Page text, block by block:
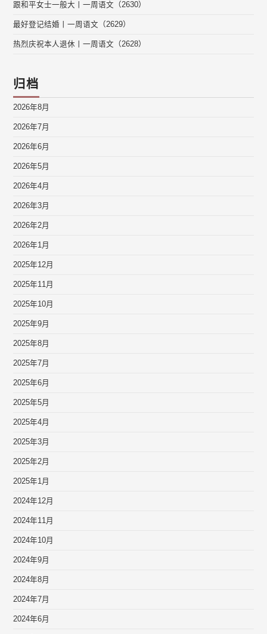
跟和平女士一般大丨一周语文（2630）
最好登记结婚丨一周语文（2629）
热烈庆祝本人退休丨一周语文（2628）
归档
2026年8月
2026年7月
2026年6月
2026年5月
2026年4月
2026年3月
2026年2月
2026年1月
2025年12月
2025年11月
2025年10月
2025年9月
2025年8月
2025年7月
2025年6月
2025年5月
2025年4月
2025年3月
2025年2月
2025年1月
2024年12月
2024年11月
2024年10月
2024年9月
2024年8月
2024年7月
2024年6月